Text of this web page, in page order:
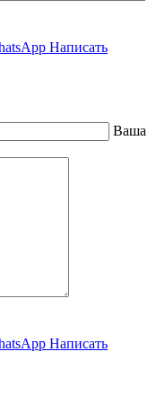
Написать
Ваша
Написать